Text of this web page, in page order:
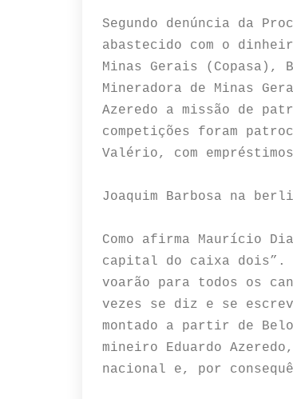
Segundo denúncia da
abastecido com o
Minas Gerais (Copasa),
Mineradora de Minas
Azeredo a missão de
competições foram
Valério, com
Joaquim Barbosa na
Como afirma Maurício
capital do caixa dois”.
voarão para todos os
vezes se diz e se
montado a partir de
mineiro Eduardo
nacional e, por